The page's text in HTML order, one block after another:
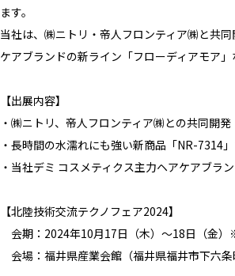
ます。
当社は、㈱ニトリ・帝人フロンティア㈱と共
ケアブランドの新ライン「フローディアモア」
【出展内容】
・㈱ニトリ、帝人フロンティア㈱との共同開
・長時間の水濡れにも強い新商品「NR-7314
・当社デミ コスメティクス主力ヘアケアブラ
【北陸技術交流テクノフェア2024】
会期： 2024年10月17日（木）～18日（金
会場：福井県産業会館（福井県福井市下六